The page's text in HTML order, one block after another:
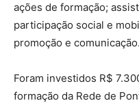
ações de formação;
participação social e
promoção e comunicação.
Foram investidos R$
formação da Rede de